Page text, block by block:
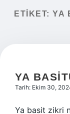
Yasal Uyarı
ETIKET: YA
YA
Tarih: Ekim 30,
Ya basit zikri